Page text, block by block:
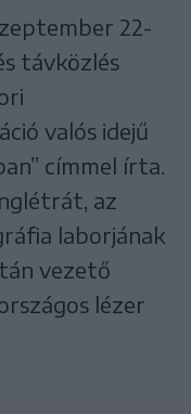
22-
távközlés
valós idejű
címmel írta.
az
laborjának
vezető
lézer